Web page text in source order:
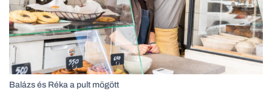
Balázs és Réka a pult mögött